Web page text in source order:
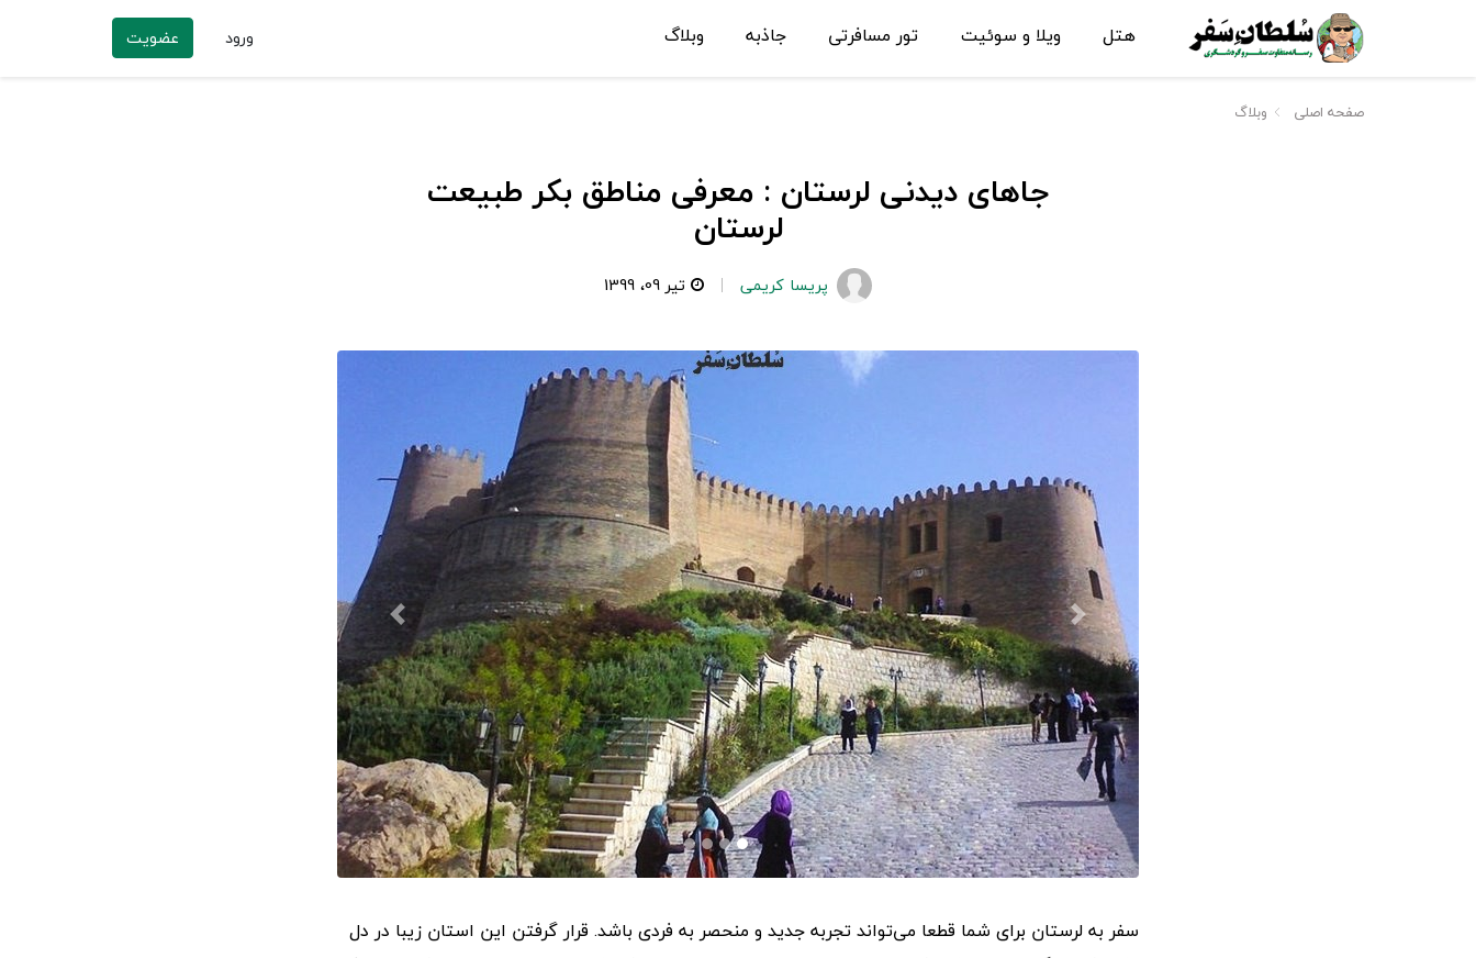
هتل ویلا و سوئیت تور مسافرتی جاذبه وبلاگ ورود عضویت
صفحه اصلی وبلاگ
جاهای دیدنی لرستان : معرفی مناطق بکر طبیعت
لرستان
پریسا کریمی تیر 09، 1399
سفر به لرستان برای شما قطعا می‌تواند تجربه جدید و منحصر به فردی باشد. قرار گرفتن این استان زیبا در دل